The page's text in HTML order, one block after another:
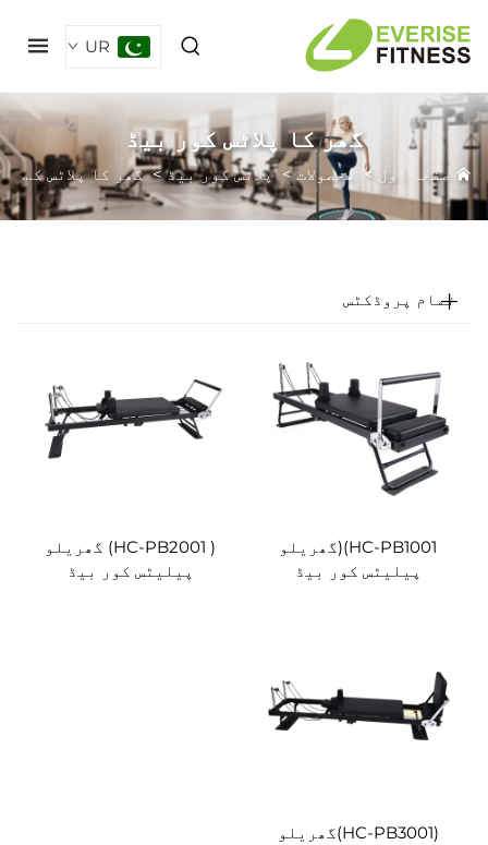
UR
گھر کا پلاٹس کور بیڈ
اول محصولات>پلاتس کور بیڈ>گھر کا پلاٹس کور بیڈ
پروڈکٹس
HC-PB1001)(گھریلو
پیلیٹس کور بیڈ
( HC-PB2001) گھریلو
پیلیٹس کور بیڈ
(HC-PB3001)گھریلو